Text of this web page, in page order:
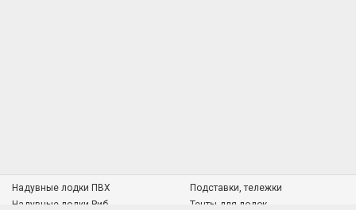
Надувные лодки ПВХ
Надувные лодки Риб
Подставки, тележки
Тенты для лодок